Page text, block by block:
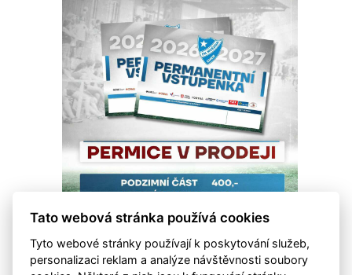
Tato webová stránka používá cookies
Tyto webové stránky používají k poskytování služeb,
personalizaci reklam a analýze návštěvnosti soubory